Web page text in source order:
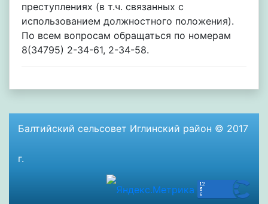
преступлениях (в т.ч. связанных с
использованием должностного положения).
По всем вопросам обращаться по номерам
8(34795) 2-34-61, 2-34-58.
Балтийский сельсовет Иглинский район © 2017
г.